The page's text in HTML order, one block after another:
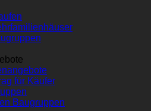
für Käufer
Baugruppen